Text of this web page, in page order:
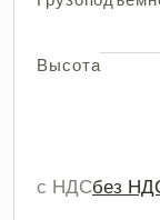
Высота
с НДСбез